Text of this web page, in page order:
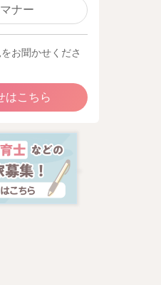
ナー
お聞かせくださ
はこちら